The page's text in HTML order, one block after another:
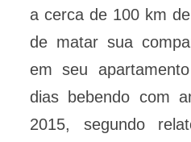
a cerca de 100 km
de matar sua
em seu
dias bebendo com
2015, segundo